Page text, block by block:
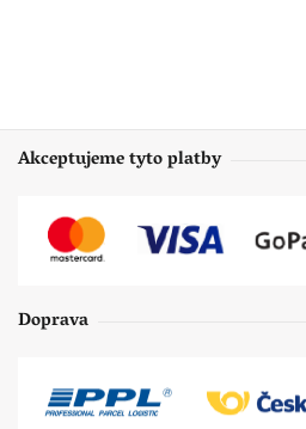
Akceptujeme tyto platby
Doprava